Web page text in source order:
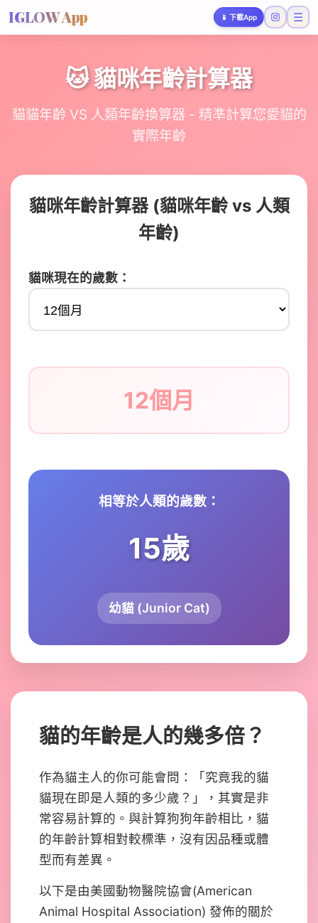
IGLOW App 📱 下載App ☰
🐱 貓咪年齡計算器
貓貓年齡 VS 人類年齡換算器 - 精準計算您愛貓的
實際年齡
貓咪年齡計算器 (貓咪年齡 vs 人類
年齡)
貓咪現在的歲數：
12個月
相等於人類的歲數：
15歲
幼貓 (Junior Cat)
貓的年齡是人的幾多倍？
作為貓主人的你可能會問：「究竟我的貓
貓現在即是人類的多少歲？」，其實是非
常容易計算的。與計算狗狗年齡相比，貓
的年齡計算相對較標準，沒有因品種或體
型而有差異。
以下是由美國動物醫院協會(American
Animal Hospital Association) 發佈的關於